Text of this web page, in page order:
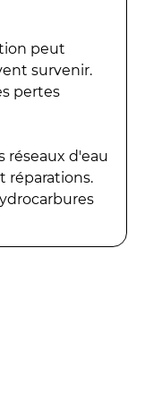
peut
survenir.
pertes
réseaux d'eau
réparations.